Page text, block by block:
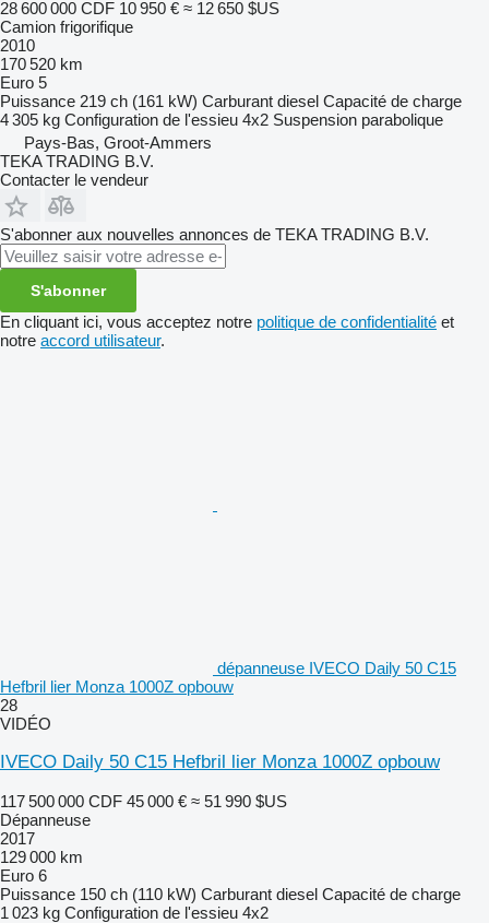
28 600 000 CDF 10 950 € ≈ 12 650 $US
Camion frigorifique
2010
170 520 km
Euro 5
Puissance 219 ch (161 kW) Carburant diesel Capacité de charge
4 305 kg Configuration de l'essieu 4x2 Suspension parabolique
Pays-Bas, Groot-Ammers
TEKA TRADING B.V.
Contacter le vendeur
S'abonner aux nouvelles annonces de TEKA TRADING B.V.
S'abonner
En cliquant ici, vous acceptez notre politique de confidentialité et
notre accord utilisateur.
dépanneuse IVECO Daily 50 C15
Hefbril lier Monza 1000Z opbouw
28
VIDÉO
IVECO Daily 50 C15 Hefbril lier Monza 1000Z opbouw
117 500 000 CDF 45 000 € ≈ 51 990 $US
Dépanneuse
2017
129 000 km
Euro 6
Puissance 150 ch (110 kW) Carburant diesel Capacité de charge
1 023 kg Configuration de l'essieu 4x2